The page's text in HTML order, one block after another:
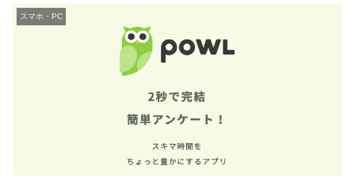
スマホ・PC